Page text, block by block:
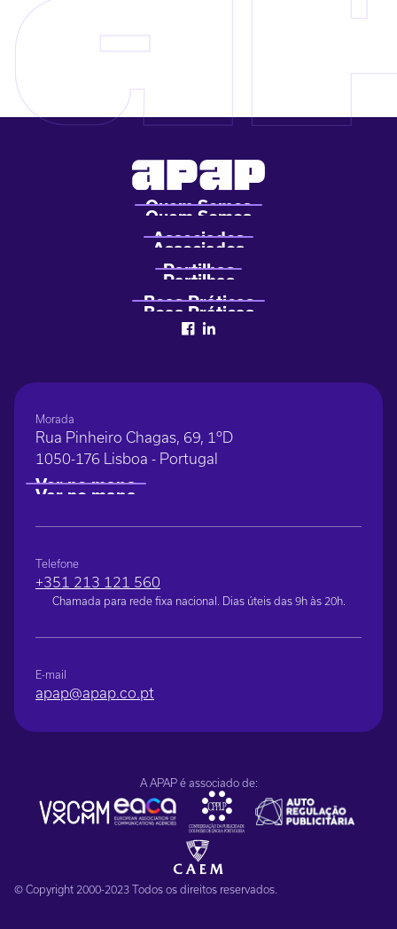
Morada
Rua Pinheiro Chagas, 69, 1ºD
1050-176 Lisboa - Portugal
Telefone
+351 213 121 560
Chamada para rede fixa nacional. Dias úteis das 9h às 20h.
E-mail
apap@apap.co.pt
A APAP é associado de:
© Copyright 2000-2023 Todos os direitos reservados.